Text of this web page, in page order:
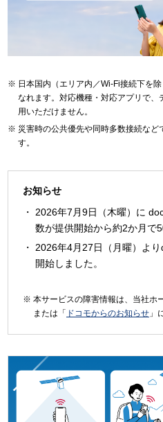
日本国内（エリア内／Wi-Fi接続下を
なれます。対応機種・対応アプリで、
用いただけません。
災害時の公共優先や同時多数接続など
す。
お知らせ
2026年7月9日（木曜）に
数が提供開始から約2か月で
2026年4月27日（月曜）よ
開始しました。
本サービスの障害情報は、当社ホ
または「 ドコモからのお知らせ 」